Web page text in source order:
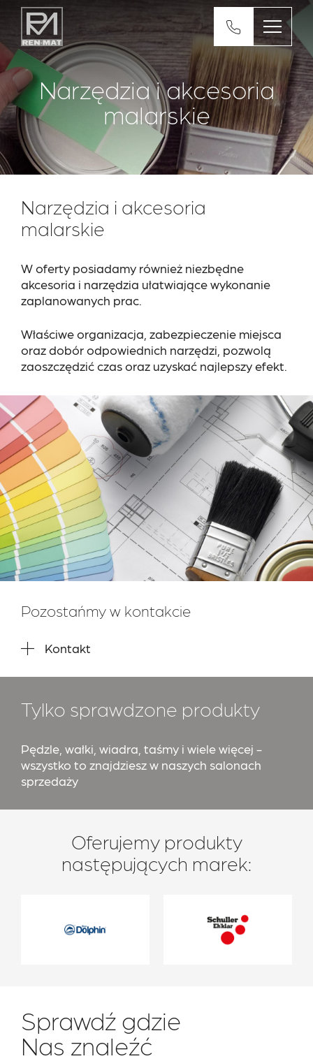
Narzędzia i akcesoria
malarskie
Narzędzia i akcesoria
malarskie
W oferty posiadamy również niezbędne
akcesoria i narzędzia ułatwiające wykonanie
zaplanowanych prac.
Właściwe organizacja, zabezpieczenie miejsca
oraz dobór odpowiednich narzędzi, pozwolą
zaoszczędzić czas oraz uzyskać najlepszy efekt.
Pozostańmy w kontakcie
Kontakt
Tylko sprawdzone produkty
Pędzle, wałki, wiadra, taśmy i wiele więcej -
wszystko to znajdziesz w naszych salonach
sprzedaży
Oferujemy produkty
następujących marek:
Sprawdź gdzie
Nas znaleźć